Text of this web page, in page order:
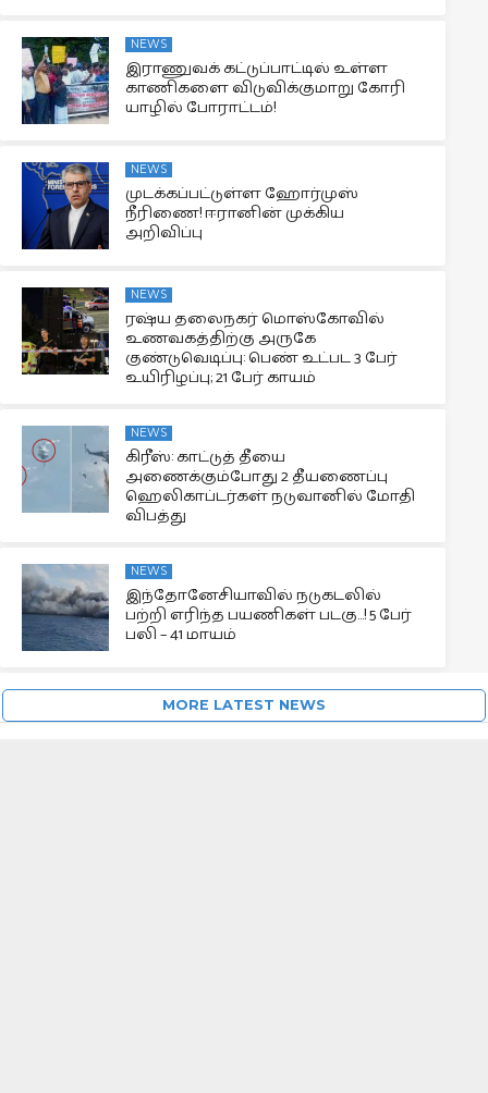
NEWS
இராணுவக் கட்டுப்பாட்டில் உள்ள
காணிகளை விடுவிக்குமாறு கோரி
யாழில் போராட்டம்!
NEWS
முடக்கப்பட்டுள்ள ஹோர்முஸ்
நீரிணை! ஈரானின் முக்கிய
அறிவிப்பு
NEWS
ரஷ்ய தலைநகர் மொஸ்கோவில்
உணவகத்திற்கு அருகே
குண்டுவெடிப்பு: பெண் உட்பட 3 பேர்
உயிரிழப்பு; 21 பேர் காயம்
NEWS
கிரீஸ்: காட்டுத் தீயை
அணைக்கும்போது 2 தீயணைப்பு
ஹெலிகாப்டர்கள் நடுவானில் மோதி
விபத்து
NEWS
இந்தோனேசியாவில் நடுகடலில்
பற்றி எரிந்த பயணிகள் படகு…! 5 பேர்
பலி – 41 மாயம்
MORE LATEST NEWS